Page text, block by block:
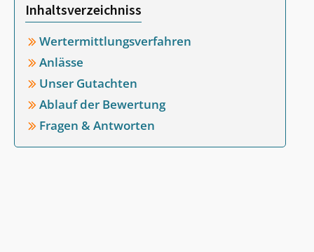
Inhaltsverzeichniss
Wertermittlungsverfahren
Anlässe
Unser Gutachten
Ablauf der Bewertung
Fragen & Antworten